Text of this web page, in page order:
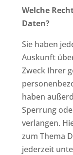
Welche
Daten?
Sie haben
Auskunft
Zweck Ihrer
haben
Sperrung
verlangen.
zum Thema
jederzeit